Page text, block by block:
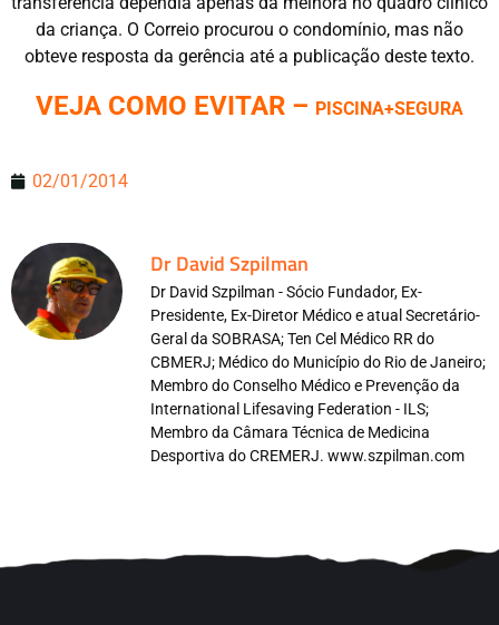
da criança. O Correio procurou o condomínio, mas não
obteve resposta da gerência até a publicação deste texto.
VEJA COMO EVITAR – PISCINA+SEGURA
02/01/2014
Dr David Szpilman
Dr David Szpilman - Sócio Fundador, Ex-
Presidente, Ex-Diretor Médico e atual Secretário-
Geral da SOBRASA; Ten Cel Médico RR do
CBMERJ; Médico do Município do Rio de Janeiro;
Membro do Conselho Médico e Prevenção da
International Lifesaving Federation - ILS;
Membro da Câmara Técnica de Medicina
Desportiva do CREMERJ. www.szpilman.com